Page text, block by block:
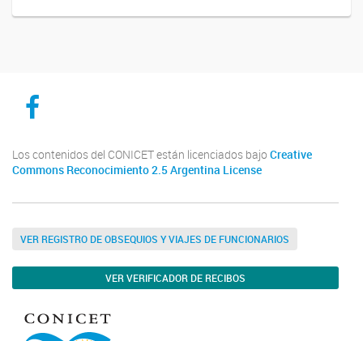
CICYTTP en Facebook
Los contenidos del CONICET están licenciados bajo Creative
Commons Reconocimiento 2.5 Argentina License
VER REGISTRO DE OBSEQUIOS Y VIAJES DE FUNCIONARIOS
VER VERIFICADOR DE RECIBOS